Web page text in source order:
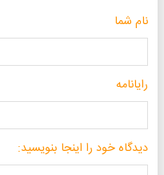
نام شما
رایانامه
دیدگاه خود را اینجا بنویسید: